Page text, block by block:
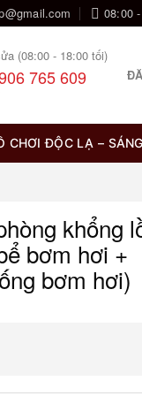
08:00
(08:00 - 18:00 tối)
765 609
CHƠI ĐỘC LẠ –
khổng
bơm hơi +
bơm hơi)